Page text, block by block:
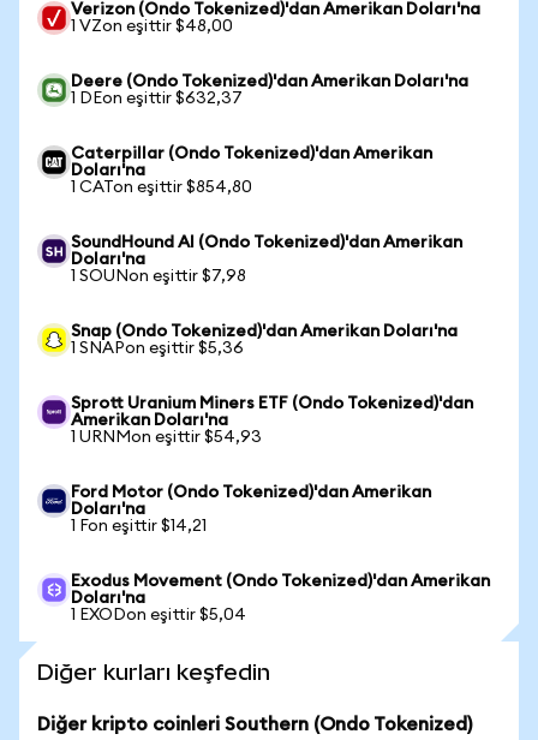
Verizon (Ondo Tokenized)'dan Amerikan Doları'na
1 VZon eşittir $48,00
Deere (Ondo Tokenized)'dan Amerikan Doları'na
1 DEon eşittir $632,37
Caterpillar (Ondo Tokenized)'dan Amerikan
Doları'na
1 CATon eşittir $854,80
SoundHound AI (Ondo Tokenized)'dan Amerikan
Doları'na
1 SOUNon eşittir $7,98
Snap (Ondo Tokenized)'dan Amerikan Doları'na
1 SNAPon eşittir $5,36
Sprott Uranium Miners ETF (Ondo Tokenized)'dan
Amerikan Doları'na
1 URNMon eşittir $54,93
Ford Motor (Ondo Tokenized)'dan Amerikan
Doları'na
1 Fon eşittir $14,21
Exodus Movement (Ondo Tokenized)'dan Amerikan
Doları'na
1 EXODon eşittir $5,04
Diğer kurları keşfedin
Diğer kripto coinleri Southern (Ondo Tokenized)